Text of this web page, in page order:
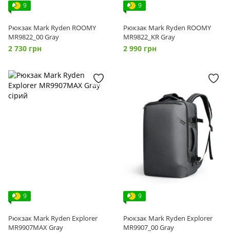
9
Рюкзак Mark Ryden ROOMY
MR9822_00 Gray
2 730 грн
9
Рюкзак Mark Ryden ROOMY
MR9822_KR Gray
2 990 грн
9
Рюкзак Mark Ryden Explorer
MR9907MAX Gray
9
Рюкзак Mark Ryden Explorer
MR9907_00 Gray